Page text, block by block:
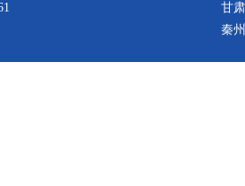
甘
秦